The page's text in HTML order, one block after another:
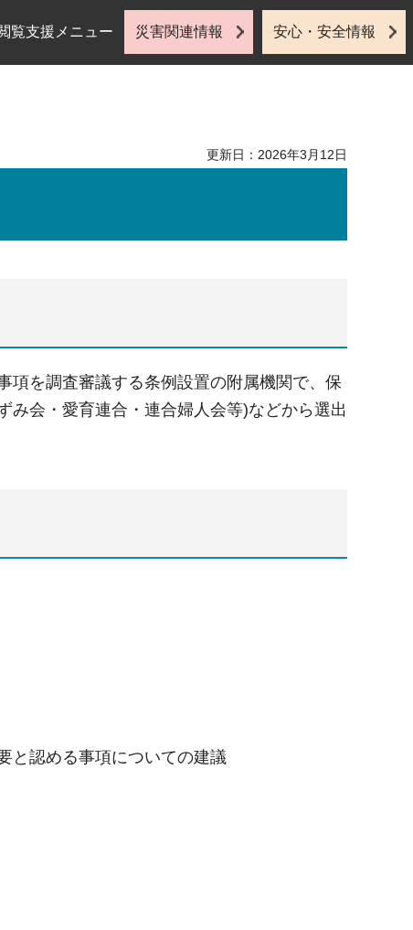
覧支援メニュー 災害関連情報 安心・安全情報
更新日：2026年3月12日
項を調査審議する条例設置の附属機関で、保
み会・愛育連合・連合婦人会等)などから選出
と認める事項についての建議